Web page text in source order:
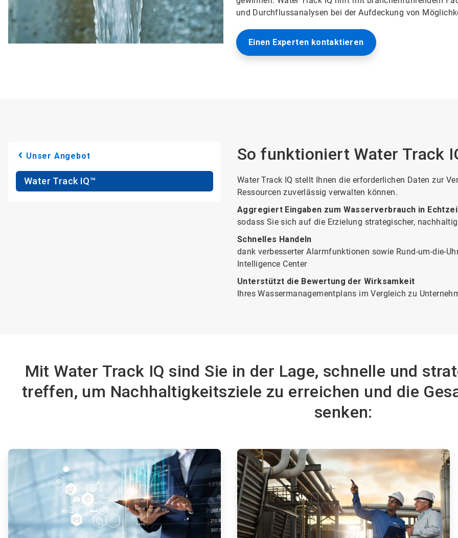
und Durchflussanalysen bei der Aufdeckung von
Einen Experten kontaktieren
Unser Angebot
Water Track IQ™
So funktioniert Water Track
Water Track IQ stellt Ihnen die erforderlichen Daten zur
Ressourcen zuverlässig verwalten können.
Aggregiert Eingaben zum Wasserverbrauch in
sodass Sie sich auf die Erzielung strategischer,
Schnelles Handeln
dank verbesserter Alarmfunktionen sowie Rund-um-die-
Intelligence Center
Unterstützt die Bewertung der Wirksamkeit
Ihres Wassermanagementplans im Vergleich zu
Mit Water Track IQ sind Sie in der Lage, schnelle und
treffen, um Nachhaltigkeitsziele zu erreichen und die
senken:
ArticleTile
ArticleTile
2
von
3